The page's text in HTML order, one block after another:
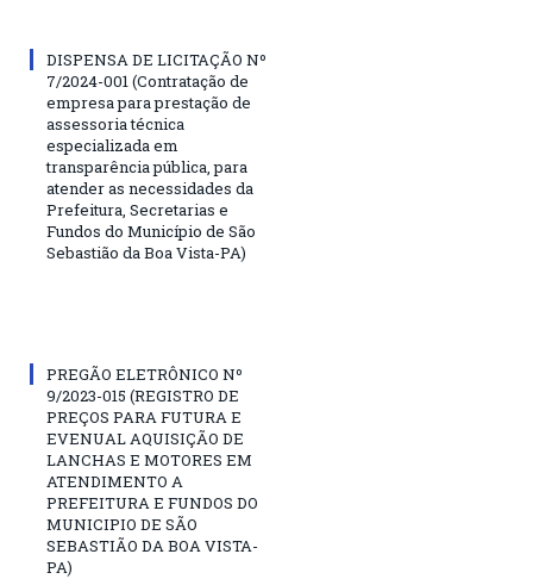
DISPENSA DE LICITAÇÃO Nº
7/2024-001 (Contratação de
empresa para prestação de
assessoria técnica
especializada em
transparência pública, para
atender as necessidades da
Prefeitura, Secretarias e
Fundos do Município de São
Sebastião da Boa Vista-PA)
PREGÃO ELETRÔNICO Nº
9/2023-015 (REGISTRO DE
PREÇOS PARA FUTURA E
EVENUAL AQUISIÇÃO DE
LANCHAS E MOTORES EM
ATENDIMENTO A
PREFEITURA E FUNDOS DO
MUNICIPIO DE SÃO
SEBASTIÃO DA BOA VISTA-
PA)